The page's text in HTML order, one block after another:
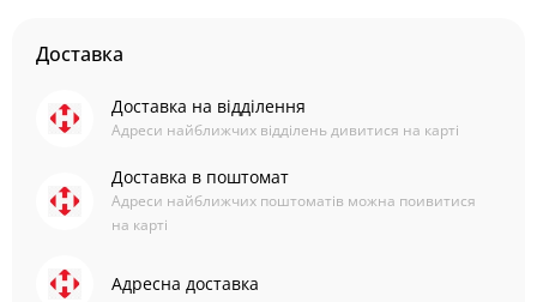
Доставка
Доставка на відділення
Адреси найближчих відділень дивитися на карті
Доставка в поштомат
Адреси найближчих поштоматів можна поивитися
на карті
Адресна доставка